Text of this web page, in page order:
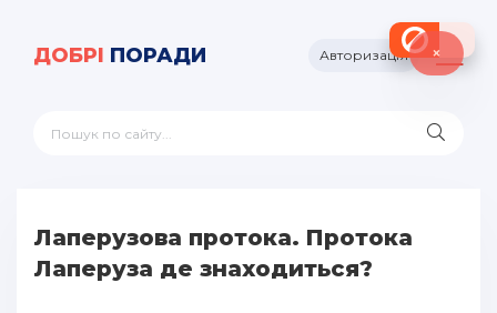
ДОБРІ ПОРАДИ Авторизація
Лаперузова протока. Протока
Лаперуза де знаходиться?
×